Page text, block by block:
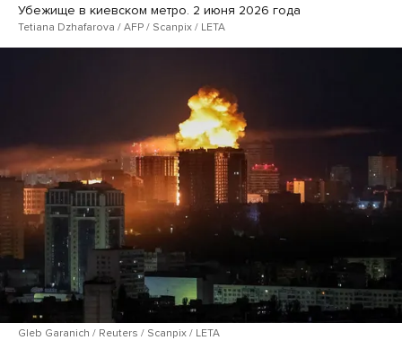
Убежище в киевском метро. 2 июня 2026 года
Tetiana Dzhafarova / AFP / Scanpix / LETA
Gleb Garanich / Reuters / Scanpix / LETA